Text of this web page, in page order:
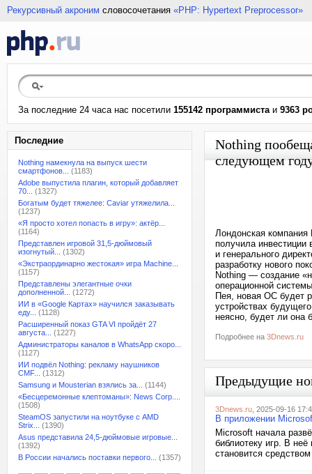
Рекурсивный акроним словосочетания «PHP: Hypertext Preprocessor»
За последние 24 часа нас посетили 155142 программистаи 9363
Последние
Nothing намекнула на выпуск шести
смартфонов...
(1183)
Adobe выпустила плагин, который добавляет
70...
(1327)
Богатым будет тяжелее: Caviar утяжелила...
(1237)
«Я просто хотел попасть в игру»: актёр...
(1164)
Представлен игровой 31,5-дюймовый
изогнутый...
(1302)
«Экстраординарно жестокая» игра Machine...
(1157)
Представлены элегантные очки
дополненной...
(1272)
ИИ в «Google Картах» научился заказывать
еду...
(1128)
Расширенный показ GTA VI пройдёт 27
августа...
(1227)
Администраторы каналов в WhatsApp скоро...
(1127)
ИИ подвёл Nothing: рекламу наушников
CMF...
(1312)
Samsung и Mousterian взялись за...
(1144)
«Бесцеремонные клептоманы»: News Corp....
(1508)
SteamOS запустили на ноутбуке с AMD
Strix...
(1390)
Asus представила 24,5-дюймовые игровые...
(1392)
В России начались поставки первого...
(1357)
Nothing
следующем
Лондонская
получила
и генерального
разработку нового
Nothing — создание
операционной
Пея, новая ОС будет
устройствах
неясно, будет ли она
Подробнее на 3Dnews.ru
Предыдущие
3Dnews.ru , 2025-09-16
В приложении
Microsoft начала
библиотеку игр. В
становится